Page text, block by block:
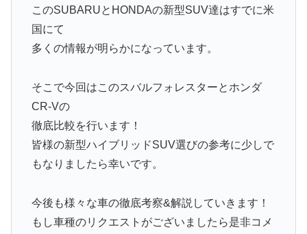
このSUBARUとHONDAの新型SUV達はすでに米
国にて
多くの情報が明らかになっています。
そこで今回はこのスバルフォレスターとホンダ
CR-Vの
徹底比較を行います！
皆様の新型ハイブリッドSUV選びの参考に少しで
もなりましたら幸いです。
今後も様々な車の徹底考察&解説していきます！
もし車種のリクエストがございましたら是非コメ